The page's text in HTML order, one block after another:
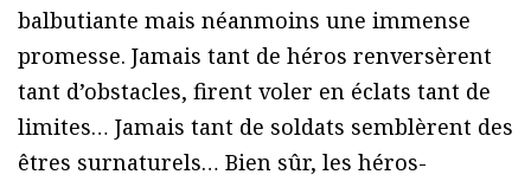
balbutiante mais néanmoins une immense
promesse. Jamais tant de héros renversèrent
tant d’obstacles, firent voler en éclats tant de
limites… Jamais tant de soldats semblèrent des
êtres surnaturels… Bien sûr, les héros-